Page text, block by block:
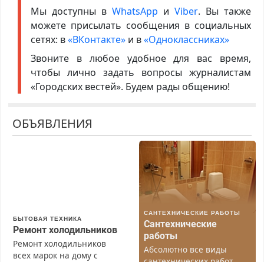
Мы доступны в WhatsApp иViber. Вы также
можете присылать сообщения в социальных
сетях: в«ВКонтакте»и в«Одноклассниках»
Звоните в любое удобное для вас время,
чтобы лично задать вопросы журналистам
«Городских вестей». Будем рады общению!
ОБЪЯВЛЕНИЯ
БЫТОВАЯ ТЕХНИКА
Ремонт холодильников
Ремонт холодильников
всех марок на дому с
САНТЕХНИЧЕСКИЕ РАБОТЫ
Сантехнические
работы
Абсолютно все виды